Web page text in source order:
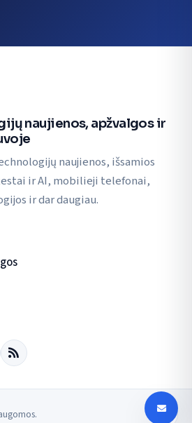
naujienos, apžvalgos ir
naujienos, išsamios
ir AI, mobilieji telefonai,
ir dar daugiau.